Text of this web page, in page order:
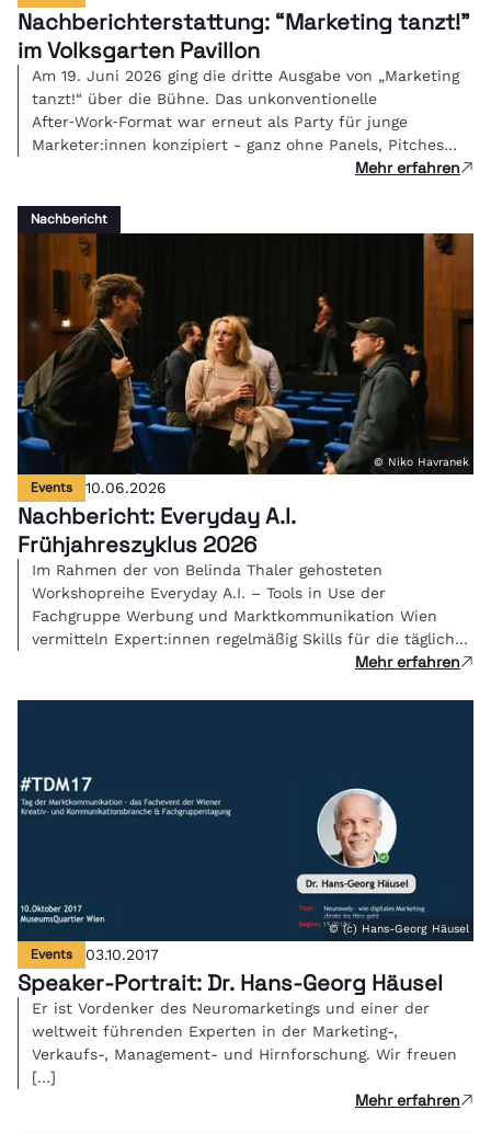
Nachberichterstattung: “Marketing tanzt!"
im Volksgarten Pavillon
Am 19. Juni 2026 ging die dritte Ausgabe von „Marketing
tanzt!“ über die Bühne. Das unkonventionelle
After‑Work‑Format war erneut als Party für junge
Marketer:innen konzipiert - ganz ohne Panels, Pitches
oder PowerPoint, sondern mit Beats, Gesprächen und
Pavillons traf sich die Community, die morgen die
Branche bewegt.
Mehr erfahren
Nachbericht
© Niko Havranek
Events 10.06.2026
Nachbericht: Everyday A.I.
Frühjahreszyklus 2026
Im Rahmen der von Belinda Thaler gehosteten
Workshopreihe Everyday A.I. – Tools in Use der
Fachgruppe Werbung und Marktkommunikation Wien
vermitteln Expert:innen regelmäßig Skills für die tägliche
Mehr erfahren
© (c) Hans-Georg Häusel
Events 03.10.2017
Speaker-Portrait: Dr. Hans-Georg Häusel
Er ist Vordenker des Neuromarketings und einer der
weltweit führenden Experten in der Marketing-,
Verkaufs-, Management- und Hirnforschung. Wir freuen
[…]
Mehr erfahren